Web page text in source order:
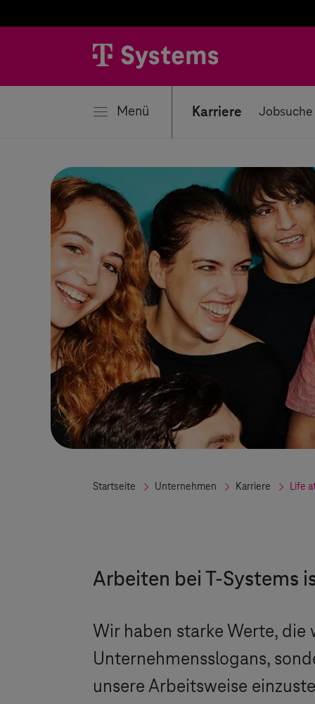
Menü Karriere Jobsuche
Startseite Unternehmen Karriere Life
Arbeiten bei T-Systems
Wir haben starke Werte,
Unternehmensslogans,
unsere Arbeitsweise